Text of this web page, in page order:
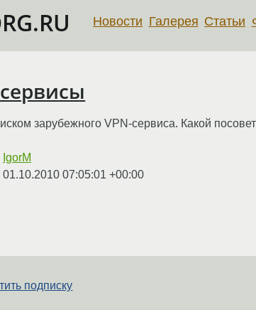
Новости Галерея Статьи
зарубежного VPN-сервиса. Какой
IgorM
01.10.2010 07:05:01 +00:00
подписку